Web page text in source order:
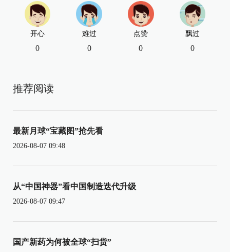
开心
0
难过
0
点赞
0
飘过
0
推荐阅读
最新月球“宝藏图”抢先看
2026-08-07 09:48
从“中国神器”看中国制造迭代升级
2026-08-07 09:47
国产新药为何被全球“扫货”